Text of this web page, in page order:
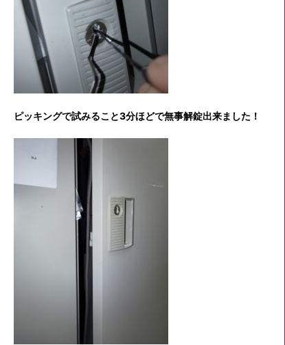
ピッキングで試みること3分ほどで無事解錠出来ました！